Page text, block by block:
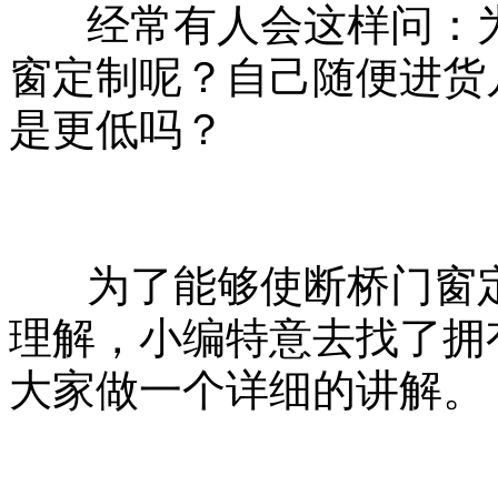
经常有人会这样问：
窗定制呢？自己随便进
是更低吗？
为了能够使断桥门窗
理解，小编特意去找了
大家做一个详细的讲解。